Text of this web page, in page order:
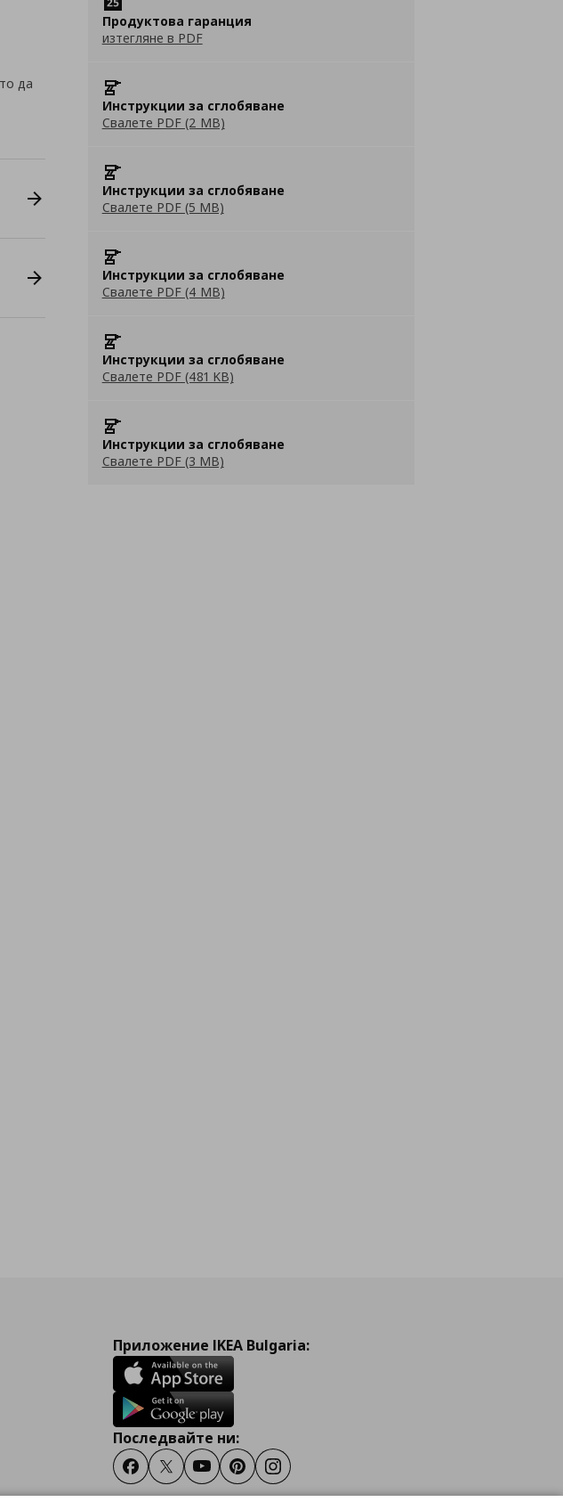
Продуктова гаранция
изтегляне в PDF
Инструкции за сглобяване
Свалете PDF (2 MB)
Инструкции за сглобяване
Свалете PDF (5 MB)
Инструкции за сглобяване
Свалете PDF (4 MB)
Инструкции за сглобяване
Свалете PDF (481 KB)
Инструкции за сглобяване
Свалете PDF (3 MB)
да
Приложение IKEA Bulgaria:
Последвайте ни:
FacebookTwitterYoutubePinterestInstagram